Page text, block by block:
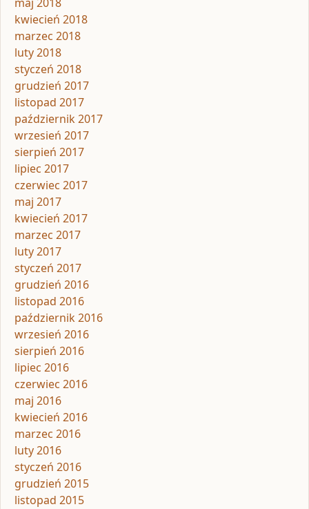
kwiecień 2018
marzec 2018
luty 2018
styczeń 2018
grudzień 2017
listopad 2017
październik 2017
wrzesień 2017
sierpień 2017
lipiec 2017
czerwiec 2017
maj 2017
kwiecień 2017
marzec 2017
luty 2017
styczeń 2017
grudzień 2016
listopad 2016
październik 2016
wrzesień 2016
sierpień 2016
lipiec 2016
czerwiec 2016
maj 2016
kwiecień 2016
marzec 2016
luty 2016
styczeń 2016
grudzień 2015
listopad 2015